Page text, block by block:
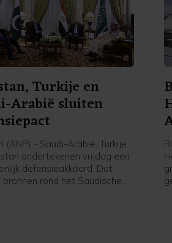
Turkije en
Arabië sluiten
(ANP) - Saudi-Arabië, Turkije
ondertekenen vrijdag een
defensieakkoord. Dat
bronnen rond het Saudische